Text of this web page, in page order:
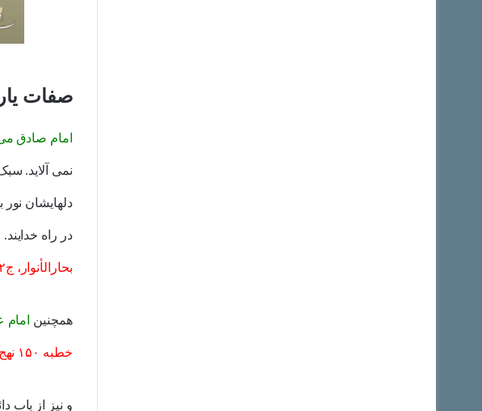
صفات
امام صادق
نمی آلاید.
دلهایشان
در راه خدایند.
بحارالأنوار ، ج۵۲، ص۳۰۸
همچنین امام
خطبه ۱۵۰
و نیز از باب